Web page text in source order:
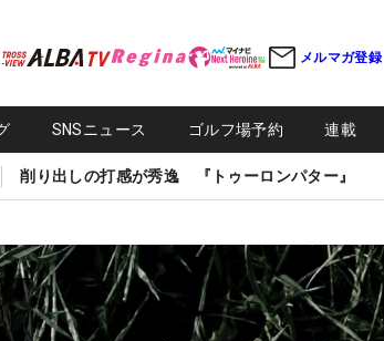
メルマガ登録
SNSニュース ゴルフ場予約 連載
削り出しの打感が秀逸 『トゥーロンパター』